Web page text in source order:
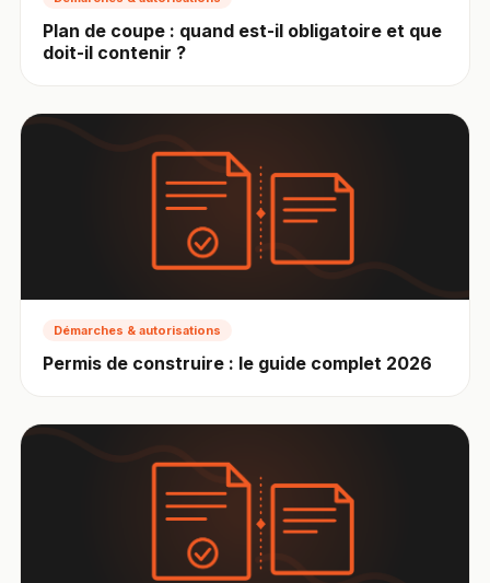
Plan de coupe : quand est-il obligatoire et que
doit-il contenir ?
Démarches & autorisations
Permis de construire : le guide complet 2026